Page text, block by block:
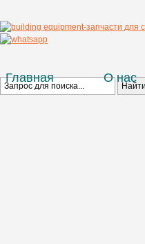
Главная О нас